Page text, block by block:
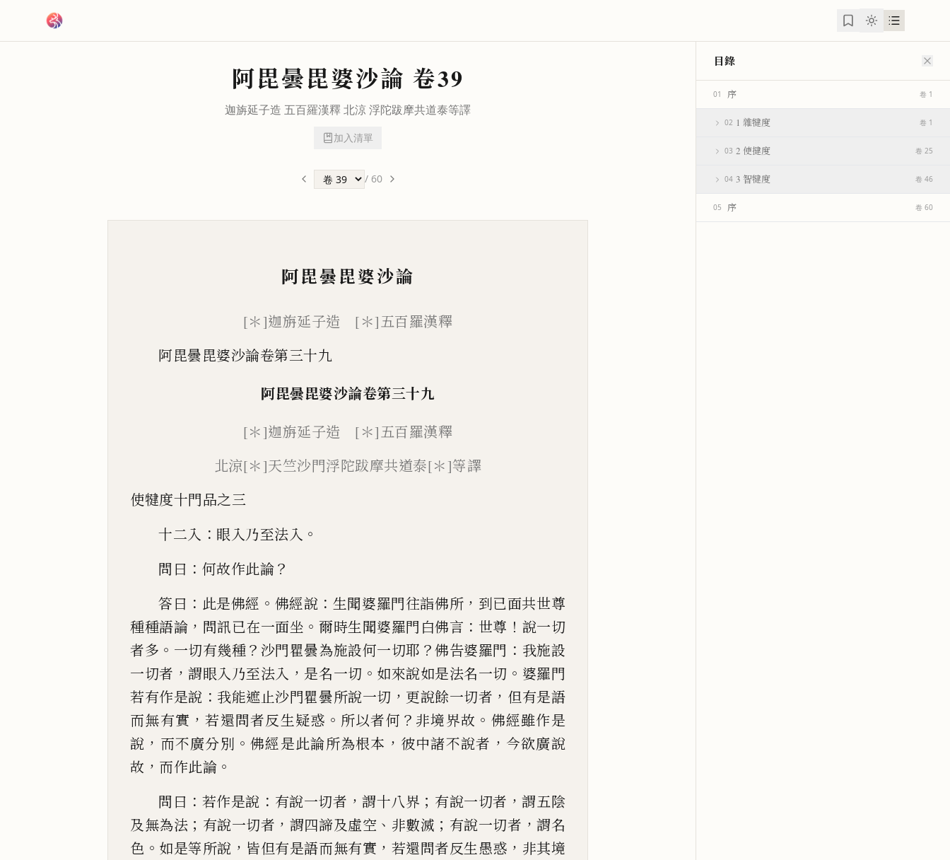
阿毘曇毘婆沙論 卷39
迦旃延子造 五百羅漢釋 北涼浮陀跋摩共道泰等譯
加入清單
/ 60
阿毘曇毘婆沙論
[＊]迦旃延子造 [＊]五百羅漢釋
阿毘曇毘婆沙論卷第三十九
阿毘曇毘婆沙論卷第三十九
[＊]迦旃延子造 [＊]五百羅漢釋
北涼[＊]天竺沙門浮陀跋摩共道泰[＊]等譯
使犍度十門品之三
十二入 ： 眼入乃至法入 。
問曰 ： 何故作此論？
答曰 ： 此是佛經 。 佛經說 ： 生聞婆羅門往詣佛所 ， 到已面共世尊
種種語論 ， 問訊已在一面坐 。 爾時生聞婆羅門白佛言 ： 世尊 ！ 說一切
者多 。 一切有幾種？ 沙門瞿曇為施設何一切耶 ？佛告婆羅門 ： 我施設
一切者 ，謂眼入乃至法入 ， 是名一切 。 如來說如是法名一切 。 婆羅門
若有作是說 ： 我能遮止沙門瞿曇所說一切 ， 更說餘一切者 ， 但有是語
而無有實 ，若還問者反生疑惑 。 所以者何 ？ 非境界故 。 佛經雖作是
說 ， 而不廣分別 。佛經是此論所為根本 ， 彼中諸不說者 ， 今欲廣說
故 ， 而作此論 。
問曰 ： 若作是說 ： 有說一切者 ，謂十八界 ； 有說一切者 ，謂五陰
及無為法 ； 有說一切者 ， 謂四諦及虛空 、 非數滅 ； 有說一切者 ，謂名
色 。 如是等所說 ， 皆但有是語而無有實 ， 若還問者反生愚惑 ， 非其境
目錄
01 序 卷 1
02 1 雜犍度 卷 1
03 2 使揵度 卷 25
04 3 智犍度 卷 46
05 序 卷 60